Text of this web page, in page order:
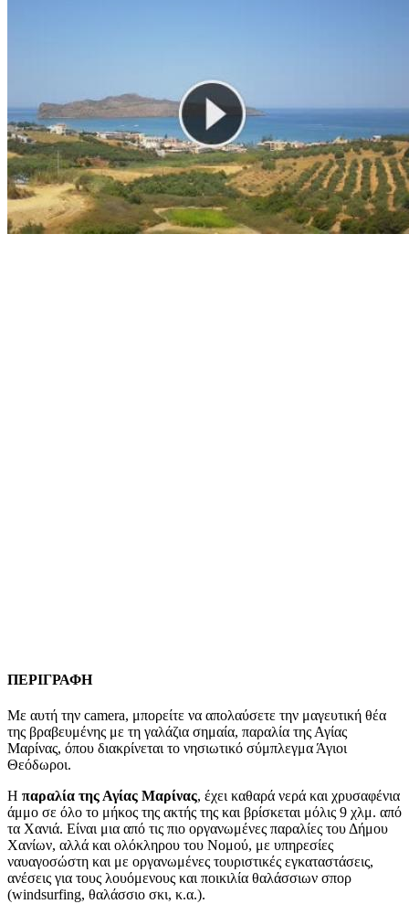
ΠΕΡΙΓΡΑΦΗ
Με αυτή την camera, μπορείτε να απολαύσετε την μαγευτική θέα
της βραβευμένης με τη γαλάζια σημαία, παραλία της Αγίας
Μαρίνας, όπου διακρίνεται το νησιωτικό σύμπλεγμα Άγιοι
Θεόδωροι.
Η παραλία της Αγίας Μαρίνας, έχει καθαρά νερά και χρυσαφένια
άμμο σε όλο το μήκος της ακτής της και βρίσκεται μόλις 9 χλμ. από
τα Χανιά. Είναι μια από τις πιο οργανωμένες παραλίες του Δήμου
Χανίων, αλλά και ολόκληρου του Νομού, με υπηρεσίες
ναυαγοσώστη και με οργανωμένες τουριστικές εγκαταστάσεις,
ανέσεις για τους λουόμενους και ποικιλία θαλάσσιων σπορ
(windsurfing, θαλάσσιο σκι, κ.α.).